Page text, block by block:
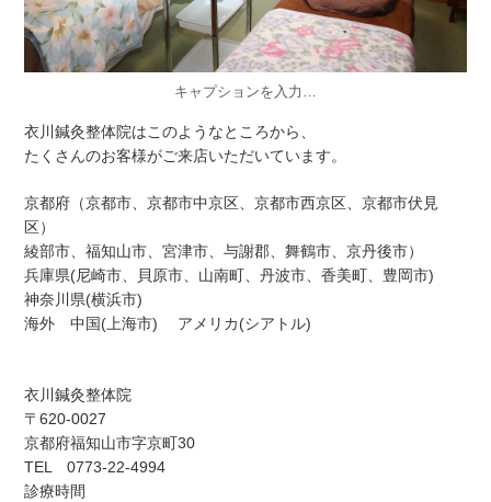
キャプションを入力…
衣川鍼灸整体院はこのようなところから、
たくさんのお客様がご来店いただいています。
京都府（京都市、京都市中京区、京都市西京区、京都市伏見
区）
綾部市、福知山市、宮津市、与謝郡、舞鶴市、京丹後市）
兵庫県(尼崎市、貝原市、山南町、丹波市、香美町、豊岡市)
神奈川県(横浜市)
海外 中国(上海市) アメリカ(シアトル)
衣川鍼灸整体院
〒620-0027
京都府福知山市字京町30
TEL 0773-22-4994
診療時間